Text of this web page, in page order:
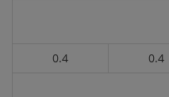
0.4 0.4